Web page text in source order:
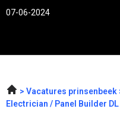
07-06-2024
Vacatures prinsenbeek
Electrician / Panel Builder